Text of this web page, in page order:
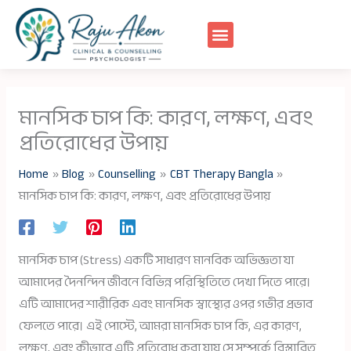
content
মানসিক চাপ কি: কারণ, লক্ষণ, এবং
প্রতিরোধের উপায়
Home Blog Counselling
CBT Therapy Bangla
মানসিক চাপ কি: কারণ, লক্ষণ, এবং প্রতিরোধের উপায়
মানসিক চাপ (Stress) একটি সাধারণ মানবিক অভিজ্ঞতা যা
আমাদের দৈনন্দিন জীবনে বিভিন্ন পরিস্থিতিতে দেখা দিতে পারে।
এটি আমাদের শারীরিক এবং মানসিক স্বাস্থ্যের ওপর গভীর প্রভাব
ফেলতে পারে। এই পোস্টে, আমরা মানসিক চাপ কি, এর কারণ,